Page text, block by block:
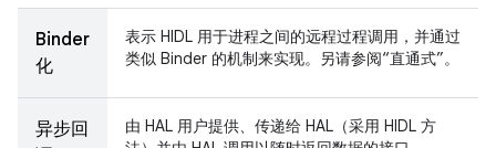
Binder
化
表示 HIDL 用于进程之间的远程过程调用，并通过
类似 Binder 的机制来实现。另请参阅“直通式”。
异步回
由 HAL 用户提供、传递给 HAL（采用 HIDL 方